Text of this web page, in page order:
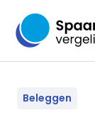
naar
inhoud
Beleggen